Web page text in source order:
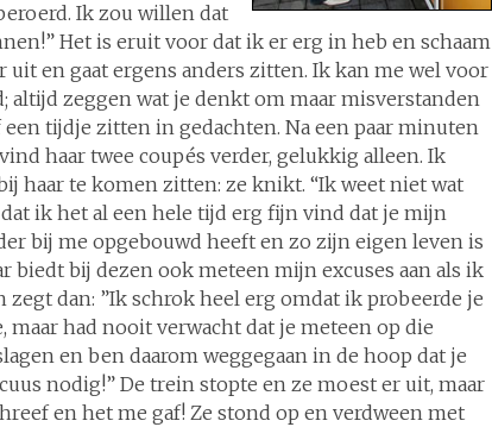
Ik zou willen dat
Het is eruit voor dat ik er erg in heb en schaam
uit en gaat ergens anders zitten. Ik kan me wel voor
altijd zeggen wat je denkt om maar misverstanden
tijdje zitten in gedachten. Na een paar minuten
haar twee coupés verder, gelukkig alleen. Ik
haar te komen zitten: ze knikt. “Ik weet niet wat
ik het al een hele tijd erg fijn vind dat je mijn
bij me opgebouwd heeft en zo zijn eigen leven is
biedt bij dezen ook meteen mijn excuses aan als ik
dan: ”Ik schrok heel erg omdat ik probeerde je
maar had nooit verwacht dat je meteen op die
en ben daarom weggegaan in de hoop dat je
nodig!” De trein stopte en ze moest er uit, maar
en het me gaf! Ze stond op en verdween met